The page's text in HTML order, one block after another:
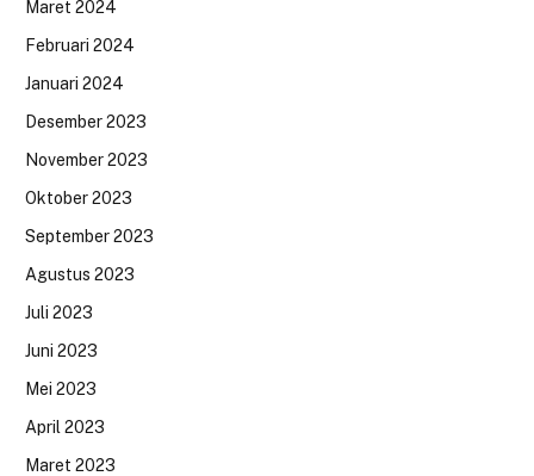
Maret 2024
Februari 2024
Januari 2024
Desember 2023
November 2023
Oktober 2023
September 2023
Agustus 2023
Juli 2023
Juni 2023
Mei 2023
April 2023
Maret 2023